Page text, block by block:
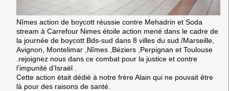
Nîmes action de boycott réussie contre Mehadrin et Soda
stream à Carrefour Nimes étoile action mené dans le cadre de
la journée de boycott Bds-sud dans 8 villes du sud /Marseille,
Avignon, Montelimar ,Nîmes ,Béziers ,Perpignan et Toulouse
.rejoignez nous dans ce combat pour la justice et contre
l’impunité d’Israël .
Cette action était dédié à notre frère Alain qui ne pouvait être
là pour des raisons de santé.